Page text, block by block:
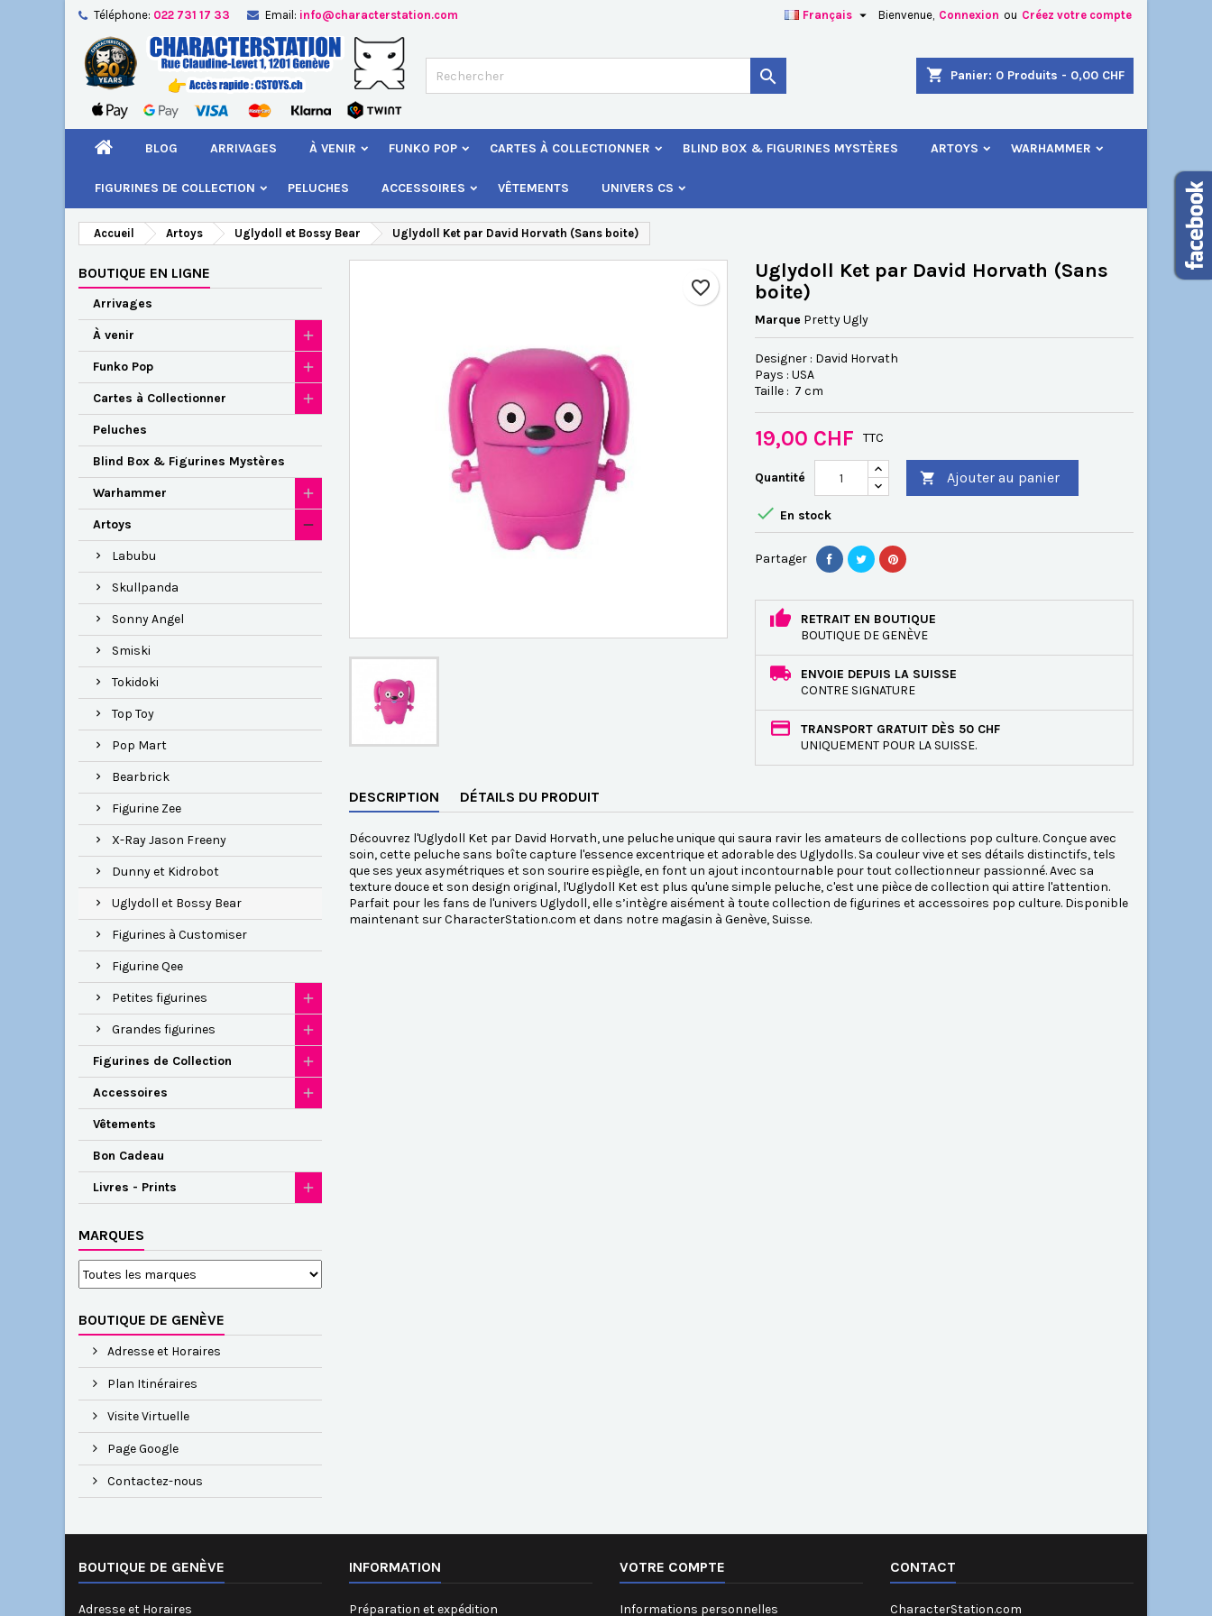
Téléphone: 022 731 17 33 Email: info@characterstation.com Bienvenue, Connexion ou Créez votre compte
Français 
shopping_cart Panier: 0 Produits - 0,00 CHF

BLOG ARRIVAGES À VENIR FUNKO POP CARTES À COLLECTIONNER BLIND BOX & FIGURINES MYSTÈRES ARTOYS WARHAMMER
FIGURINES DE COLLECTION PELUCHES ACCESSOIRES VÊTEMENTS UNIVERS CS
Accueil Artoys Uglydoll et Bossy Bear Uglydoll Ket par David Horvat h (Sans boite)
BOUTIQUE EN LIGNE
Arrivages
À venir
Funko Pop
Cartes à Collectionner
Peluches
Blind Box & Figurines Mystères
Warhammer
Artoys
Labubu
Skullpanda
Sonny Angel
Smiski
Tokidoki
Top Toy
Pop Mart
Bearbrick
Figurine Zee
X-Ray Jason Freeny
Dunny et Kidrobot
Uglydoll et Bossy Bear
Figurines à Customiser
Figurine Qee
Petites figurines
Grandes figurines
Figurines de Collection
Accessoires
Vêtements
Bon Cadeau
Livres - Prints
MARQUES
BOUTIQUE DE GENÈVE
Adresse et Horaires
Plan Itinéraires
Visite Virtuelle
Page Google
Contactez-nous
favorite_border
Uglydoll Ket par David Horvat h (Sans
boite)
Marque Pretty Ugly
Designer : David Horvath
Pays : USA
Taille : 7 cm
19,00 CHF TTC
Quantité  Ajouter au panier
 En stock
Partager
RETRAIT EN BOUTIQUE
BOUTIQUE DE GENÈVE
ENVOIE DEPUIS LA SUISSE
CONTRE SIGNATURE
TRANSPORT GRATUIT DÈS 50 CHF
UNIQUEMENT POUR LA SUISSE.
DESCRIPTION DÉTAILS DU PRODUIT
Découvrez l'Uglydoll Ket par David Horvath, une peluche unique qui saura ravir les amateurs de collections pop culture. Conçue avec
soin, cette peluche sans boîte capture l'essence excentrique et adorable des Uglydolls. Sa couleur vive et ses détails distinctifs, tels
que ses yeux asymétriques et son sourire espiègle, en font un ajout incontournable pour tout collectionneur passionné. Avec sa
texture douce et son design original, l'Uglydoll Ket est plus qu'une simple peluche, c'est une pièce de collection qui attire l'attention.
Parfait pour les fans de l'univers Uglydoll, elle s’intègre aisément à toute collection de figurines et accessoires pop culture. Disponible
maintenant sur CharacterStation.com et dans notre magasin à Genève, Suisse.
BOUTIQUE DE GENÈVE
Adresse et Horaires
INFORMATION
Préparation et expédition
VOTRE COMPTE
Informations personnelles
CONTACT
CharacterStation.com
Ajouter à ma liste d'envies
Créer une nouvelle liste
Créer une liste d'envies
Nom de la liste d'envies
Connexion
Vous devez être connecté pour ajouter des produits à votre liste d'envies.
Annuler Connexion